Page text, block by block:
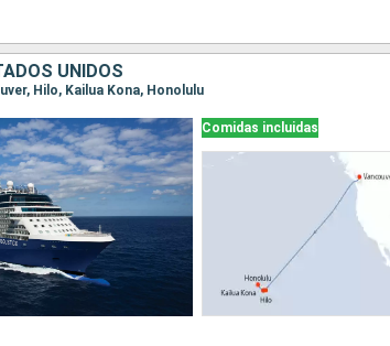
UNIDOS
Hilo, Kailua Kona, Honolulu
Comidas incluidas